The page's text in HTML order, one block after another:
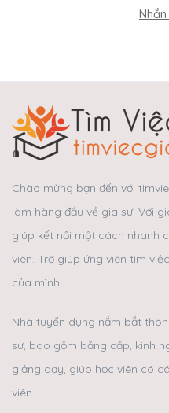
Chào mừng bạn đến với
làm hàng đầu về gia sư. Với
giúp kết nối một cách nhanh
viên. Trợ giúp ứng viên tìm
của mình.
Nhà tuyển dụng nắm bắt
sư, bao gồm bằng cấp, kinh
giảng dạy, giúp học viên có
viên.